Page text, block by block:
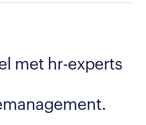
met hr-experts